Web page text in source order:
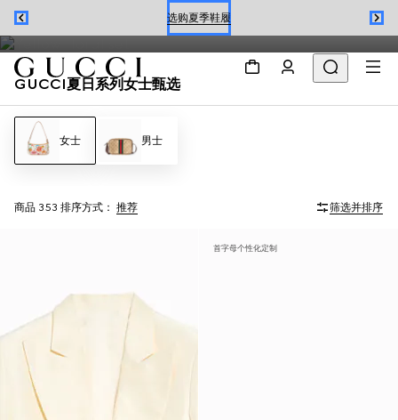
选购夏季鞋履
预约
选购夏季鞋履
从Jackie 1961系列到Gucci Giglio系列的夏季连衣裙与手袋，呈现
Flora花卉印花之美，契合当季风格。
GUCCI夏日系列女士甄选
女士 男士
商品 353 排序方式： 推荐 筛选并排序
首字母个性化定制